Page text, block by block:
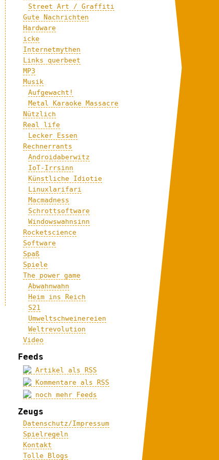
Street Art / Graffiti
Gute Nachrichten
Hardware
icke
Internetmythen
Links querbeet
MP3
Musik
Aufgewacht!
Metal Karaoke Massacre
Nützlich
Real life
Lecker Essen
Rechnerrants
Androidaberwitz
IoT-Irrsinn
Künstliche Idiotie
Linuxlarifari
Macmadness
Schrottsoftware
Windowswahnsinn
Rocketscience
Software
Spaß
Spiele
The power game
Abwahnwahn
Heim ins Reich
S21
Umweltschweinereien
Weltrevolution
Video
Feeds
Artikel als RSS
Kommentare als RSS
noch mehr Feeds
Zeugs
Datenschutz/Impressum
Spielregeln
Kontakt
Tolle Blogs